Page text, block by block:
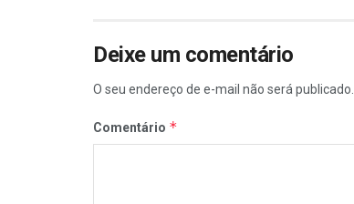
Deixe um comentário
O seu endereço de e-mail não será publicado.
Comentário *